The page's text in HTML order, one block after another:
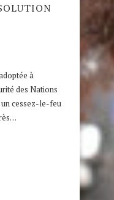
à
des Nations
un cessez-le-feu